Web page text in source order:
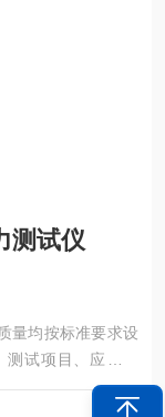
测试仪
量均按标准要求设
试项目、应加载
触控液晶显示屏上